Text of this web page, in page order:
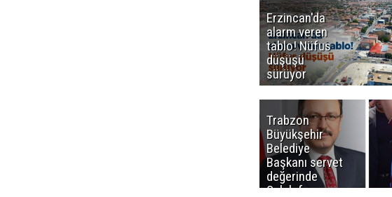
Erzincan'da
alarm veren
tablo! Nüfus
düşüşü
sürüyor
Trabzon
Büyükşehir
Belediye
Başkanı servet
değerinde
Salah forması